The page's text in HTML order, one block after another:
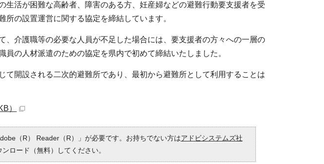
生活が困難な高齢者、障害のある方、妊産婦などの避難行動要支援者を受
の設置運営に関する協定を締結しています。
、介護職等の必要な人員が不足した場合には、要支援者の方々への一層の
の人材派遣のための協定を県内で初めて締結いたしました。
て開設される二次的避難所であり、最初から避難所として利用することは
）
（R） Reader（R）」が必要です。お持ちでない方はアドビシステムズ社
ロード（無料）してください。